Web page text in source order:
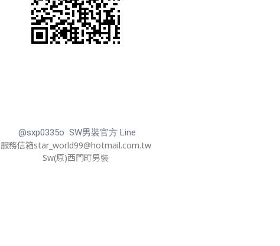
@sxp0335o SW男裝官方 Line
服務信箱star_world99@hotmail.com.tw
Sw(原)西門町男裝